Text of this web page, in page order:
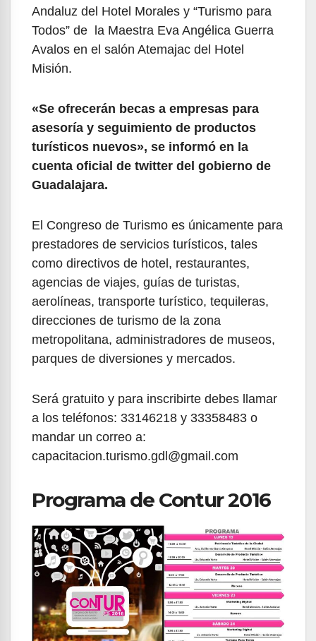
Andaluz del Hotel Morales y “Turismo para
Todos” de la Maestra Eva Angélica Guerra
Avalos en el salón Atemajac del Hotel
Misión.
«Se ofrecerán becas a empresas para
asesoría y seguimiento de productos
turísticos nuevos», se informó en la
cuenta oficial de twitter del gobierno de
Guadalajara.
El Congreso de Turismo es únicamente para
prestadores de servicios turísticos, tales
como directivos de hotel, restaurantes,
agencias de viajes, guías de turistas,
aerolíneas, transporte turístico, tequileras,
direcciones de turismo de la zona
metropolitana, administradores de museos,
parques de diversiones y mercados.
Será gratuito y para inscribirte debes llamar
a los teléfonos: 33146218 y 33358483 o
mandar un correo a:
capacitacion.turismo.gdl@gmail.com
Programa de Contur 2016